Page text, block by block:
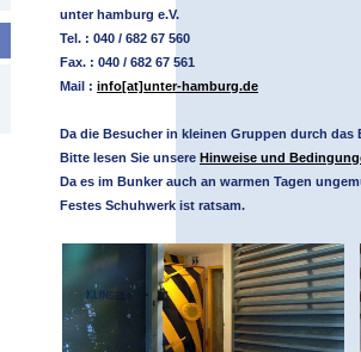
unter hamburg e.V.
Tel. : 040 / 682 67 560
Fax. : 040 / 682 67 561
Mail : info[at]unter-hamburg.de
Da die Besucher in kleinen Gruppen durch
Bitte lesen Sie unsere Hinweise und
Da es im Bunker auch an warmen Tagen
Festes Schuhwerk ist ratsam.